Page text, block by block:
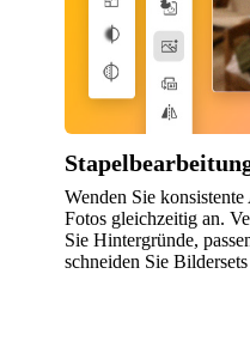
Wenden Sie
Fotos gleichzeitig an.
Sie Hintergründe,
schneiden Sie